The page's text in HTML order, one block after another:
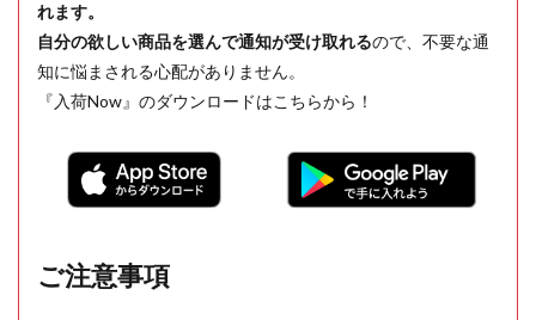
れます。
自分の欲しい商品を選んで通知が受け取れるので、不要な通
知に悩まされる心配がありません。
『入荷Now』のダウンロードはこちらから！
ご注意事項